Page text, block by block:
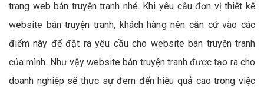
trang web bán truyện tranh nhé. Khi yêu cầu đơn vị thiết kế
website bán truyện tranh, khách hàng nên căn cứ vào các
điểm này để đặt ra yêu cầu cho website bán truyện tranh
của mình. Như vậy website bán truyện tranh được tạo ra cho
doanh nghiệp sẽ thực sự đem đến hiệu quả cao trong việc